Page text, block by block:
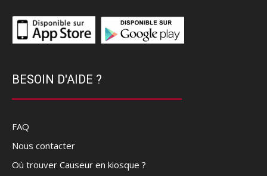
BESOIN D'AIDE ?
FAQ
Nous contacter
Où trouver Causeur en kiosque ?